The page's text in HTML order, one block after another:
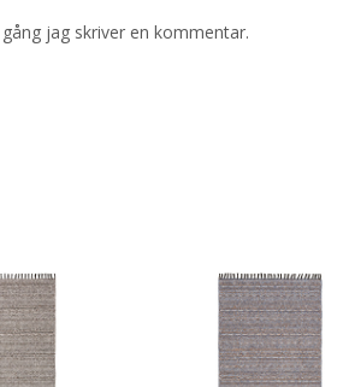
jag skriver en kommentar.